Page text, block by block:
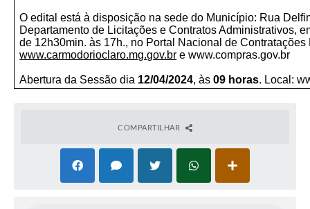
O edital está à disposição na sede do Município: Rua
Departamento de Licitações e Contratos Administrativos,
de 12h30min. às 17h., no Portal Nacional de
www.carmodorioclaro.mg.gov.br ewww.compras.gov.br
Abertura da Sessão dia 12/04/2024, às09 horas. Local:
COMPARTILHAR